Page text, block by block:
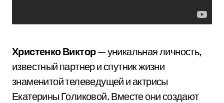
Христенко Виктор— уникальная личность,
известный партнер и спутник жизни
знаменитой телеведущей и актрисы
Екатерины Голиковой. Вместе они создают